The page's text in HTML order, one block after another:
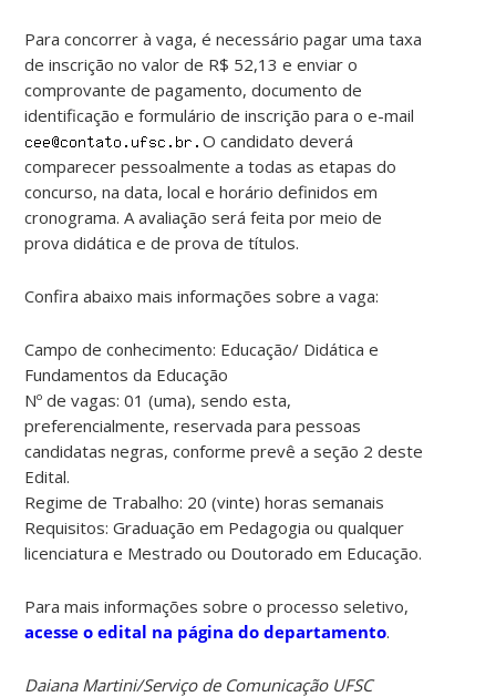
Para concorrer à vaga, é necessário pagar uma taxa
de inscrição no valor de R$ 52,13 e enviar o
comprovante de pagamento, documento de
identificação e formulário de inscrição para o e-mail
O candidato deverá
comparecer pessoalmente a todas as etapas do
concurso, na data, local e horário definidos em
cronograma. A avaliação será feita por meio de
prova didática e de prova de títulos.
Confira abaixo mais informações sobre a vaga:
Campo de conhecimento: Educação/ Didática e
Fundamentos da Educação
Nº de vagas: 01 (uma), sendo esta,
preferencialmente, reservada para pessoas
candidatas negras, conforme prevê a seção 2 deste
Edital.
Regime de Trabalho: 20 (vinte) horas semanais
Requisitos: Graduação em Pedagogia ou qualquer
licenciatura e Mestrado ou Doutorado em Educação.
Para mais informações sobre o processo seletivo,
acesse o edital na página do departamento.
Daiana Martini/Serviço de Comunicação UFSC